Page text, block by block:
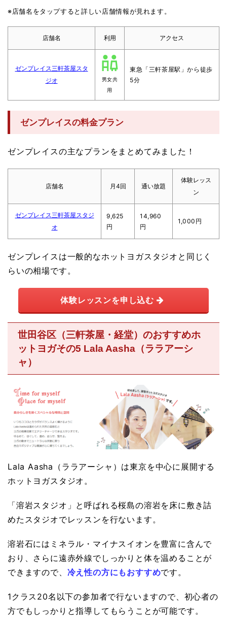
※店舗名をタップすると詳しい店舗情報が見れます。
店舗名 利用 アクセス
ゼンプレイス三軒茶屋スタ
ジオ
男女共
用
東急「三軒茶屋駅」から徒歩
5分
ゼンプレイスの料金プラン
ゼンプレイスの主なプランをまとめてみました！
店舗名 月4回 通い放題
体験レッス
ン
ゼンプレイス三軒茶屋スタジ
オ
9,625
円
14,960
円
1,000円
ゼンプレイスは一般的なホットヨガスタジオと同じく
らいの相場です。
体験レッスンを申し込む
世田谷区（三軒茶屋・経堂）のおすすめホ
ットヨガその5 Lala Aasha（ララアーシ
ャ）
Lala Aasha（ララアーシャ）は東京を中心に展開する
ホットヨガスタジオ。
「溶岩スタジオ」と呼ばれる桜島の溶岩を床に敷き詰
めたスタジオでレッスンを行ないます。
溶岩石にはミネラル・マイナスイオンを豊富に含んで
おり、さらに遠赤外線でしっかりと体を温めることが
できますので、 冷え性の方にもおすすめです。
1クラス20名以下の参加者で行ないますので、初心者の
方でもしっかりと指導してもらうことが可能です。